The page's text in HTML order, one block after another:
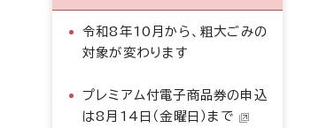
令和8年10月から、粗大ごみの
対象が変わります
プレミアム付電子商品券の申込
は8月14日（金曜日）まで